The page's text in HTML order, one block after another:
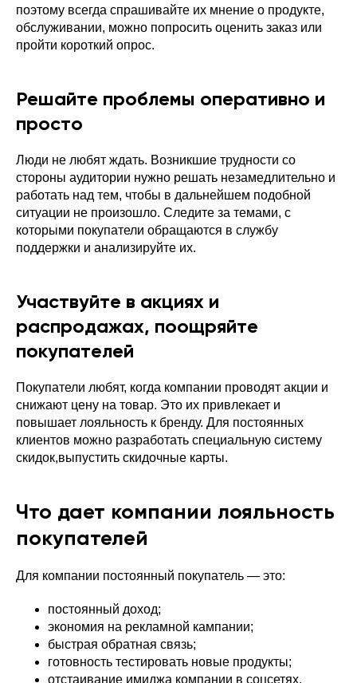
поэтому всегда спрашивайте их мнение о продукте,
обслуживании, можно попросить оценить заказ или
пройти короткий опрос.
Решайте проблемы оперативно и
просто
Люди не любят ждать. Возникшие трудности со
стороны аудитории нужно решать незамедлительно и
работать над тем, чтобы в дальнейшем подобной
ситуации не произошло. Следите за темами, с
которыми покупатели обращаются в службу
поддержки и анализируйте их.
Участвуйте в акциях и
распродажах, поощряйте
покупателей
Покупатели любят, когда компании проводят акции и
снижают цену на товар. Это их привлекает и
повышает лояльность к бренду. Для постоянных
клиентов можно разработать специальную систему
скидок,выпустить скидочные карты.
Что дает компании лояльность
покупателей
Для компании постоянный покупатель — это:
постоянный доход;
экономия на рекламной кампании;
быстрая обратная связь;
готовность тестировать новые продукты;
отстаивание имиджа компании в соцсетях.